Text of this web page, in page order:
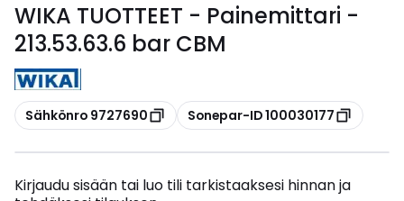
WIKA TUOTTEET - Painemittari -
213.53.63.6 bar CBM
Kopioi
Sähkönro 9727690 Kopioi
Sonepar-ID 100030177
Kirjaudu sisään tai luo tili tarkistaaksesi hinnan ja